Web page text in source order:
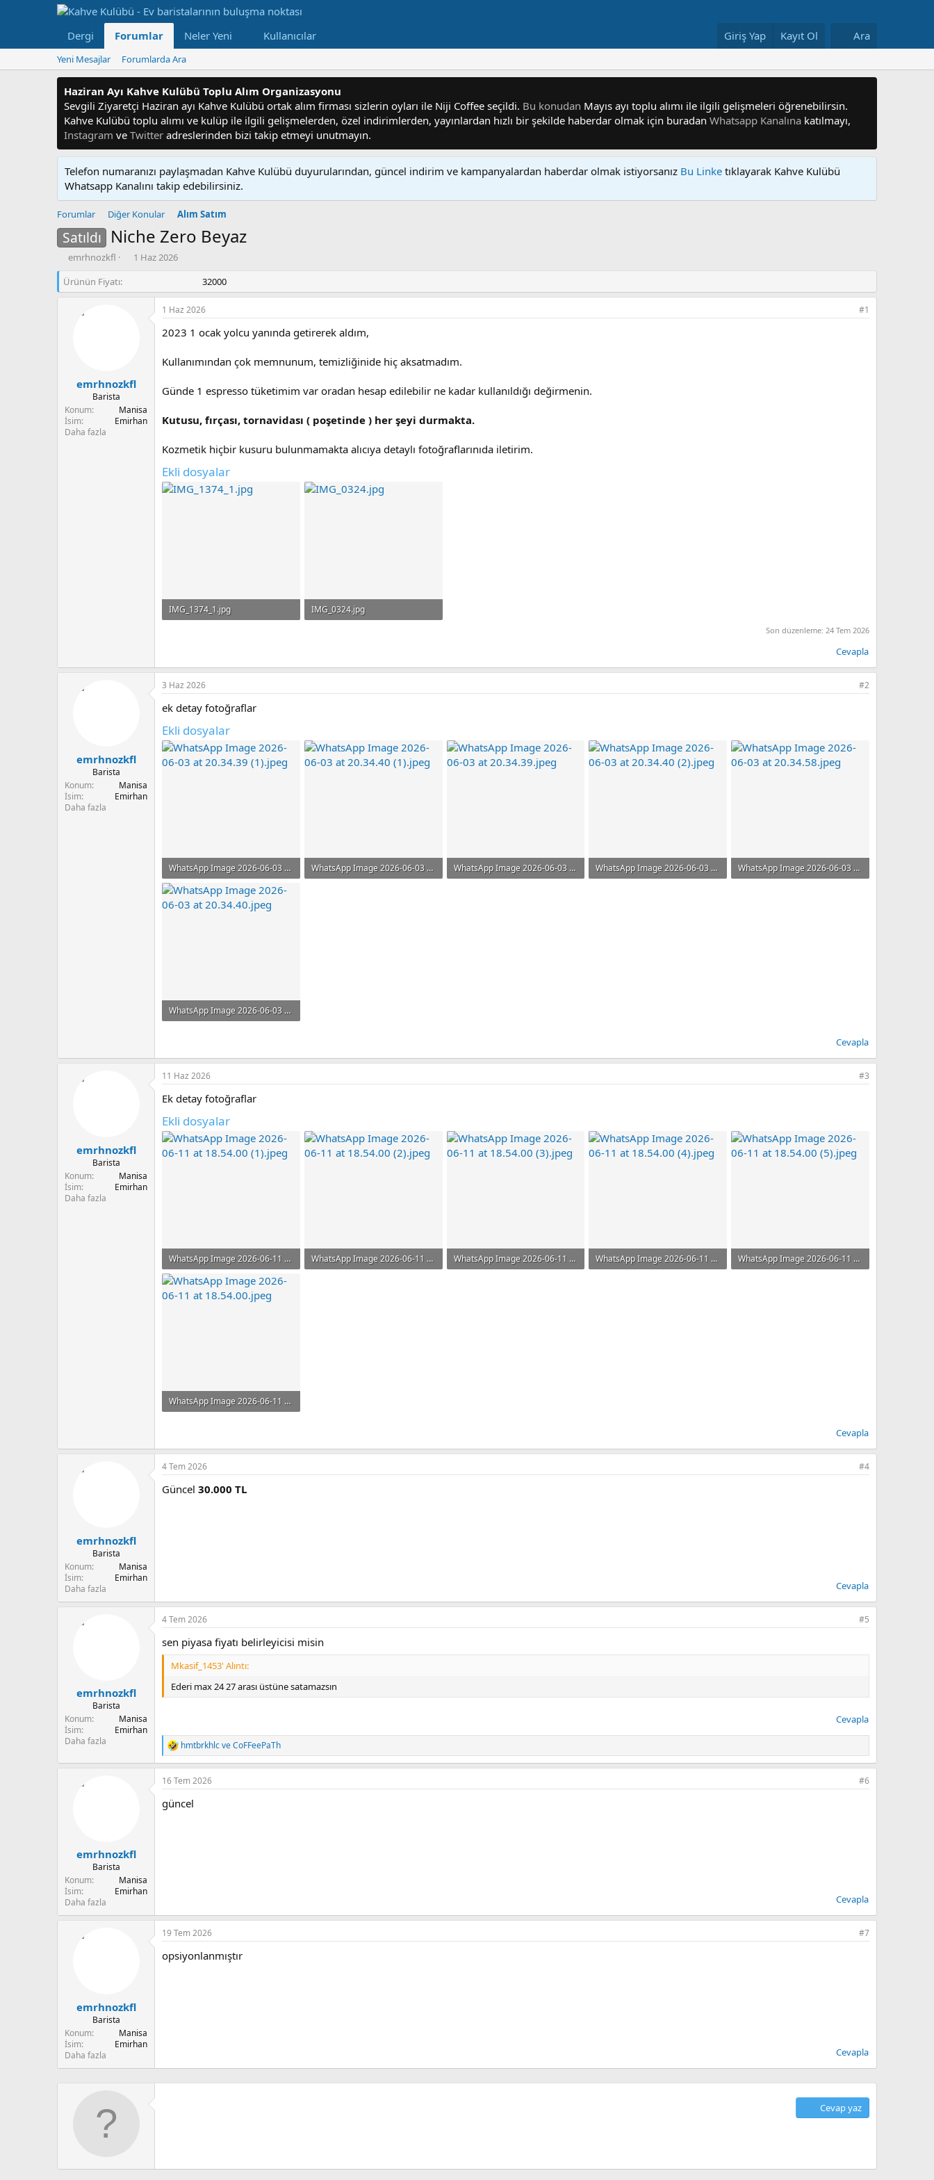
Dergi Forumlar Neler Yeni Kullanıcılar Giriş Yap Kayıt Ol Ara
Yeni Mesajlar Forumlarda Ara
Haziran Ayı Kahve Kulübü Toplu Alım Organizasyonu
Sevgili Ziyaretçi Haziran ayı Kahve Kulübü ortak alım firması sizlerin oyları ile Niji Coffee seçildi. Bu konudan Mayıs ayı toplu alımı ile ilgili gelişmeleri öğrenebilirsin.
Kahve Kulübü toplu alımı ve kulüp ile ilgili gelişmelerden, özel indirimlerden, yayınlardan hızlı bir şekilde haberdar olmak için buradan Whatsapp Kanalına katılmayı,
Instagram ve Twitter adreslerinden bizi takip etmeyi unutmayın.
Telefon numaranızı paylaşmadan Kahve Kulübü duyurularından, güncel indirim ve kampanyalardan haberdar olmak istiyorsanız Bu Linke tıklayarak Kahve Kulübü
Whatsapp Kanalını takip edebilirsiniz.
Forumlar Diğer Konular Alım Satım
Satıldı Niche Zero Beyaz
K
n
u
a
n
emrhnozkfl
B
l
a
i
h
1 Haz 2026
Ürünün Fiyatı
32000
emrhnozkfl
Barista
Konum
Manisa
İsim
Emirhan
Daha fazla
1 Haz 2026 #1
2023 1 ocak yolcu yanında getirerek aldım,
Kullanımından çok memnunum, temizliğinide hiç aksatmadım.
Günde 1 espresso tüketimim var oradan hesap edilebilir ne kadar kullanıldığı değirmenin.
Kutusu, fırçası, tornavidası ( poşetinde ) her şeyi durmakta.
Kozmetik hiçbir kusuru bulunmamakta alıcıya detaylı fotoğraflarınıda iletirim.
Ekli dosyalar
IMG_1374_1.jpg
IMG_0324.jpg
Son düzenleme: 24 Tem 2026
Cevapla
emrhnozkfl
Barista
Konum
Manisa
İsim
Emirhan
Daha fazla
3 Haz 2026 #2
ek detay fotoğraflar
Ekli dosyalar
WhatsApp Image 2026-06-03 at 20.34.39 (1).jpeg
85 KB · Görüntüleme: 138
WhatsApp Image 2026-06-03 at 20.34.40 (1).jpeg
WhatsApp Image 2026-06-03 at 20.34.39.jpeg
WhatsApp Image 2026-06-03 at 20.34.40 (2).jpeg
WhatsApp Image 2026-06-03 at 20.34.58.jpeg
WhatsApp Image 2026-06-03 at 20.34.40.jpeg
Cevapla
emrhnozkfl
Barista
Konum
Manisa
İsim
Emirhan
Daha fazla
11 Haz 2026 #3
Ek detay fotoğraflar
Ekli dosyalar
WhatsApp Image 2026-06-11 at 18.54.00 (1).jpeg
78.4 KB · Görüntüleme: 60
WhatsApp Image 2026-06-11 at 18.54.00 (2).jpeg
WhatsApp Image 2026-06-11 at 18.54.00 (3).jpeg
WhatsApp Image 2026-06-11 at 18.54.00 (4).jpeg
WhatsApp Image 2026-06-11 at 18.54.00 (5).jpeg
WhatsApp Image 2026-06-11 at 18.54.00.jpeg
Cevapla
emrhnozkfl
Barista
Konum
Manisa
İsim
Emirhan
Daha fazla
4 Tem 2026 #4
Güncel 30.000 TL
Cevapla
emrhnozkfl
Barista
Konum
Manisa
İsim
Emirhan
Daha fazla
4 Tem 2026 #5
sen piyasa fiyatı belirleyicisi misin
Mkasif_1453' Alıntı:
Ederi max 24 27 arası üstüne satamazsın
Cevapla
T
e
p
k
l
hmtbrkhlcveCoFFeePaTh
emrhnozkfl
Barista
Konum
Manisa
İsim
Emirhan
Daha fazla
16 Tem 2026 #6
güncel
Cevapla
emrhnozkfl
Barista
Konum
Manisa
İsim
Emirhan
Daha fazla
19 Tem 2026 #7
opsiyonlanmıştır
Cevapla
Cevap yaz